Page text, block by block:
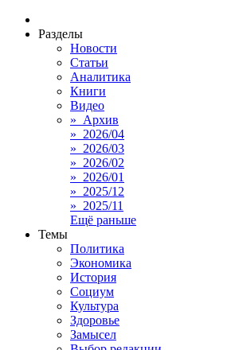
Разделы
Новости
Статьи
Аналитика
Книги
Видео
» Архив
» 2026/04
» 2026/03
» 2026/02
» 2026/01
» 2025/12
» 2025/11
Ещё раньше
Темы
Политика
Экономика
История
Социум
Культура
Здоровье
Замысел